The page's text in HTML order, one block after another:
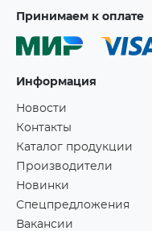
Принимаем к оплате
Информация
Новости
Контакты
Каталог продукции
Производители
Новинки
Спецпредложения
Вакансии